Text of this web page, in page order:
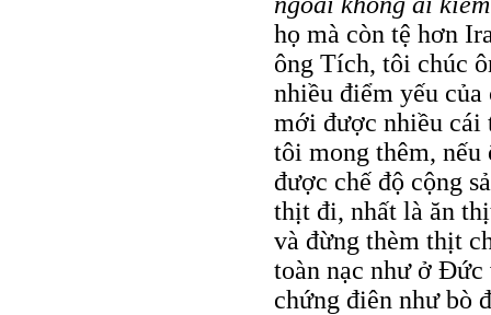
họ mà còn tệ hơn
ông Tích, tôi chúc
nhiều điểm yếu của
mới được nhiều cái
tôi mong thêm,
được chế độ cộng
thịt đi, nhất là ăn
và đừng thèm thịt
toàn nạc như ở
chứng điên như bò